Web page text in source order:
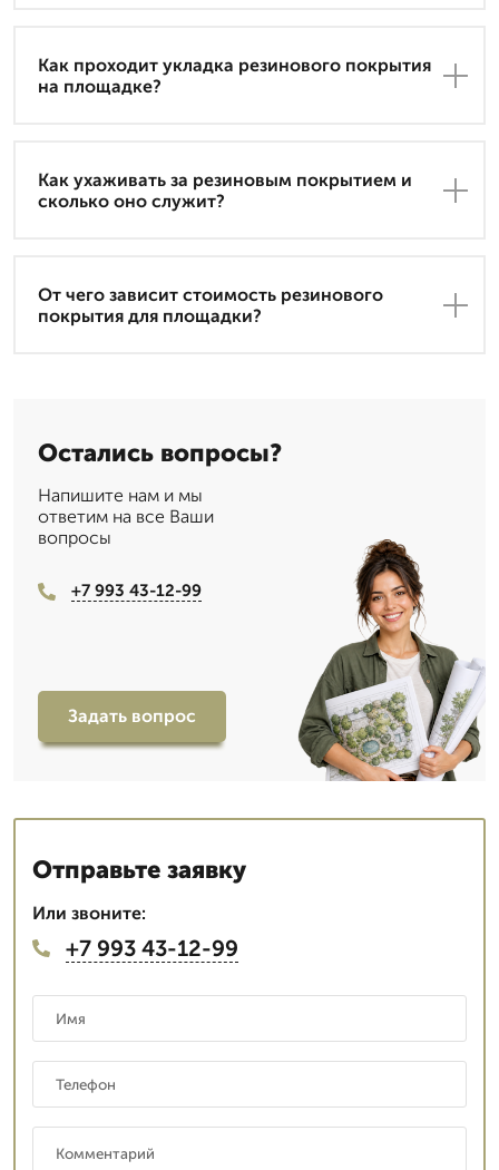
Как проходит укладка резинового покрытия
на площадке?
Как ухаживать за резиновым покрытием и
сколько оно служит?
От чего зависит стоимость резинового
покрытия для площадки?
Остались вопросы?
Напишите нам и мы
ответим на все Ваши
вопросы
+7 993 43-12-99
Задать вопрос
Отправьте заявку
Или звоните:
+7 993 43-12-99